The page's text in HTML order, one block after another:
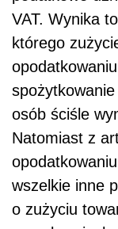
VAT. Wynika
którego
osób ściśle
Natomiast z
wszelkie inne
o zużyciu